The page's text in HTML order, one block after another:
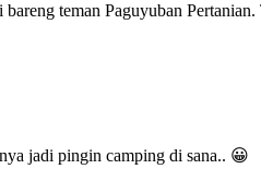
teman Paguyuban
jadi pingin camping di sana.. 😀